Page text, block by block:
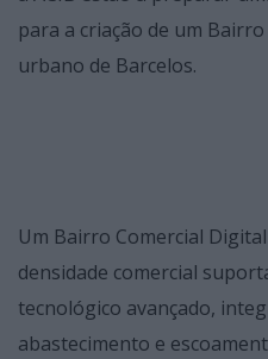
para a criação de um
urbano de Barcelos.
Um Bairro Comercial
densidade comercial
tecnológico avançado,
abastecimento e